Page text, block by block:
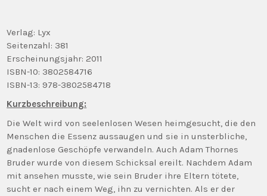
Verlag: Lyx
Seitenzahl: 381
Erscheinungsjahr: 2011
ISBN-10: 3802584716
ISBN-13: 978-3802584718
Kurzbeschreibung:
Die Welt wird von seelenlosen Wesen heimgesucht, die den
Menschen die Essenz aussaugen und sie in unsterbliche,
gnadenlose Geschöpfe verwandeln. Auch Adam Thornes
Bruder wurde von diesem Schicksal ereilt. Nachdem Adam
mit ansehen musste, wie sein Bruder ihre Eltern tötete,
sucht er nach einem Weg, ihn zu vernichten. Als er der